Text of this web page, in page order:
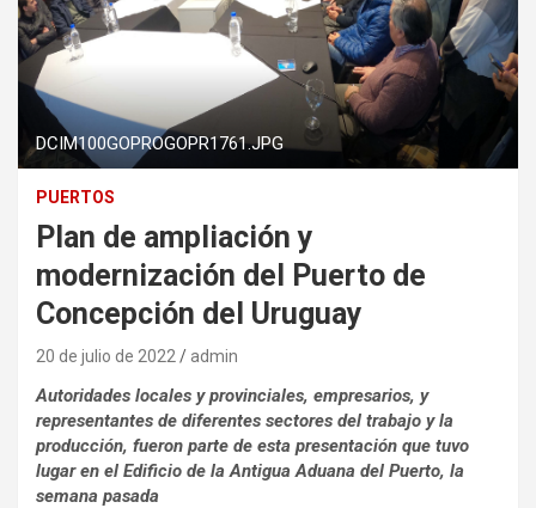
DCIM100GOPROGOPR1761.JPG
PUERTOS
Plan de ampliación y
modernización del Puerto de
Concepción del Uruguay
20 de julio de 2022 admin
Autoridades locales y provinciales, empresarios, y
representantes de diferentes sectores del trabajo y la
producción, fueron parte de esta presentación que tuvo
lugar en el Edificio de la Antigua Aduana del Puerto, la
semana pasada